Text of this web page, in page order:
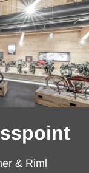
& Riml